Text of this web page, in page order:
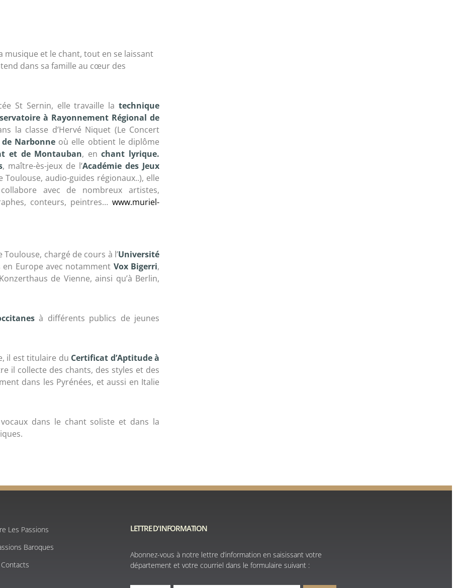
musique et le chant, tout en se laissant
dans sa famille au cœur des
St Sernin, elle travaille la technique
à Rayonnement Régional de
la classe d’Hervé Niquet (Le Concert
Narbonneoù elle obtient le diplôme
et de Montauban, enchant lyrique.
, maître-ès-jeux de l’Académie des Jeux
audio-guides régionaux..), elle
avec de nombreux artistes,
conteurs, peintres… www.muriel-
chargé de cours à l’Université
Europe avec notamment Vox Bigerri,
de Vienne, ainsi qu’à Berlin,
à différents publics de jeunes
il est titulaire du Certificat d’Aptitude à
il collecte des chants, des styles et des
dans les Pyrénées, et aussi en Italie
dans le chant soliste et dans la
Les Passions
Baroques
LETTRE D'INFORMATION
Abonnez-vous à notre lettre d’information en saisissant votre
département et votre courriel dans le formulaire suivant :